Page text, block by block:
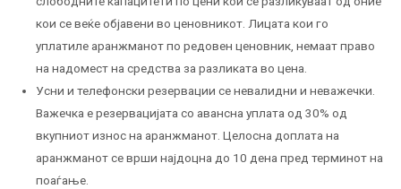
кои се веќе објавени во ценовникот. Лицата кои го
уплатиле аранжманот по редовен ценовник, немаат право
на надомест на средства за разликата во цена.
Усни и телефонски резервации се невалидни и неважечки.
Важечка е резервацијата со авансна уплата од 30% од
вкупниот износ на аранжманот. Целосна доплата на
аранжманот се врши најдоцна до 10 дена пред терминот на
поаѓање.